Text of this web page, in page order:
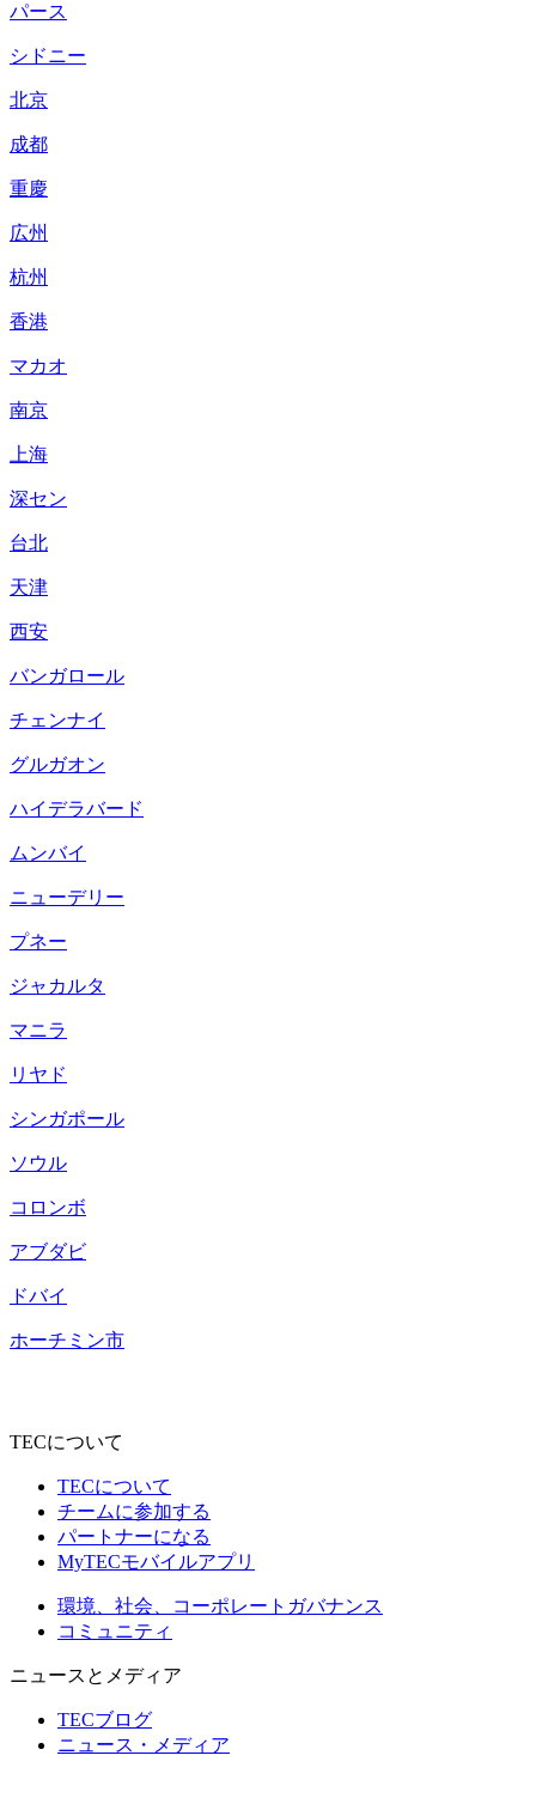
パース
シドニー
北京
成都
重慶
広州
杭州
香港
マカオ
南京
上海
深セン
台北
天津
西安
バンガロール
チェンナイ
グルガオン
ハイデラバード
ムンバイ
ニューデリー
プネー
ジャカルタ
マニラ
リヤド
シンガポール
ソウル
コロンボ
アブダビ
ドバイ
ホーチミン市
TECについて
TECについて
チームに参加する
パートナーになる
MyTECモバイルアプリ
環境、社会、コーポレートガバナンス
コミュニティ
ニュースとメディア
TECブログ
ニュース・メディア